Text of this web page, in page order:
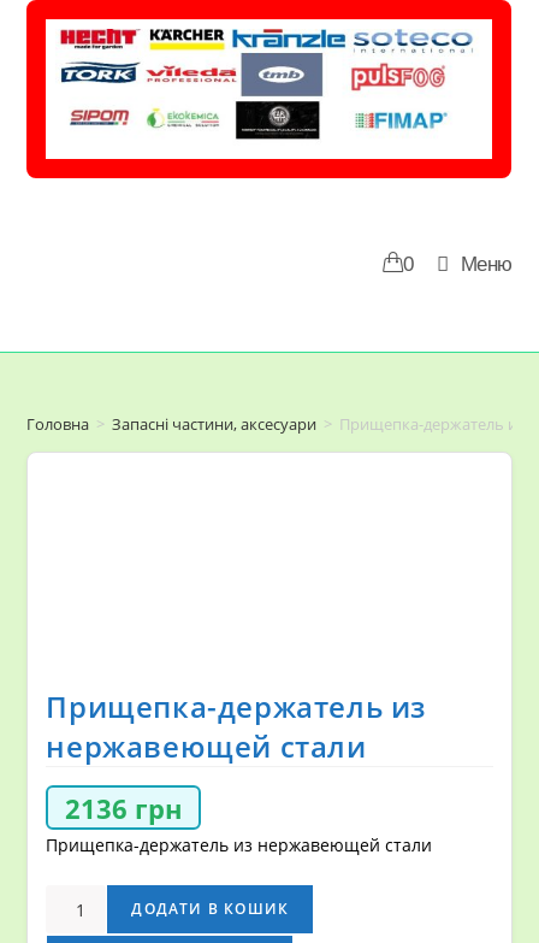
Перейти
0 Меню
Головна > Запасні частини, аксесуари > Прищепка-держатель из
Прищепка-держатель из
нержавеющей стали
2136 грн
Прищепка-держатель из нержавеющей стали
Прищепка-
держатель
ДОДАТИ В КОШИК